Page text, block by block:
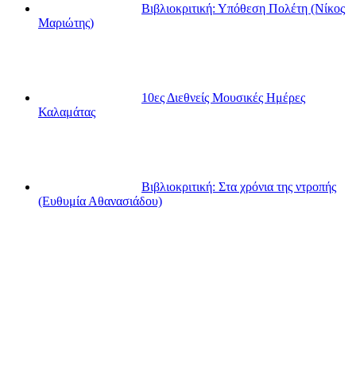
Βιβλιοκριτική: Υπόθεση Πολέτη (Νίκος
Μαριώτης)
10ες Διεθνείς Μουσικές Ημέρες
Καλαμάτας
Βιβλιοκριτική: Στα χρόνια της ντροπής
(Ευθυμία Αθανασιάδου)